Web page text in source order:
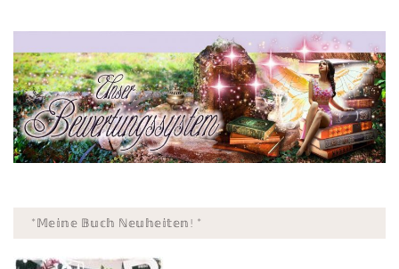
*𝕄𝕖𝕚𝕟𝕖 𝔹𝕦𝕔𝕙 ℕ𝕖𝕦𝕙𝕖𝕚𝕥𝕖𝕟! *